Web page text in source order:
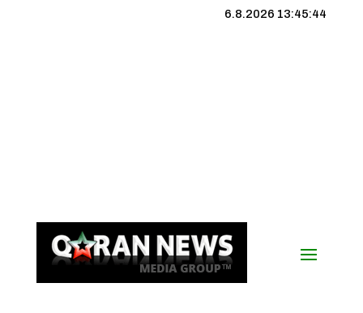
6.8.2026 13:45:45